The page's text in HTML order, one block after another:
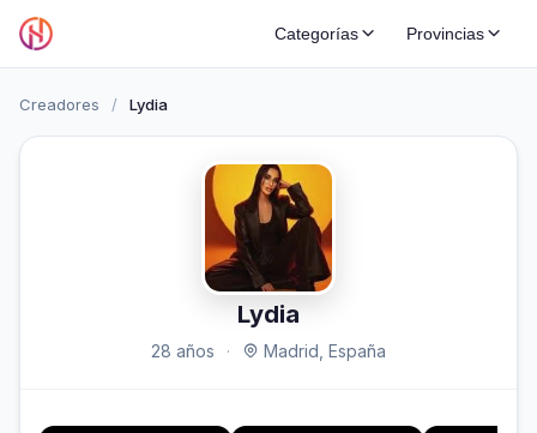
Categorías Provincias
Creadores / Lydia
Lydia
28 años · Madrid, España